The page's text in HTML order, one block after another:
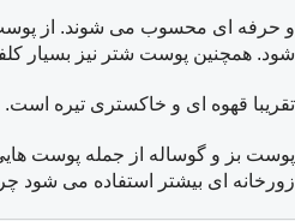
و حرفه ای محسوب می شوند. از پوست
شود. همچنین پوست شتر نیز بسیار
تقریبا قهوه ای و خاکستری تیره است.
پوست بز و گوساله از جمله پوست
زورخانه ای بیشتر استفاده می شود